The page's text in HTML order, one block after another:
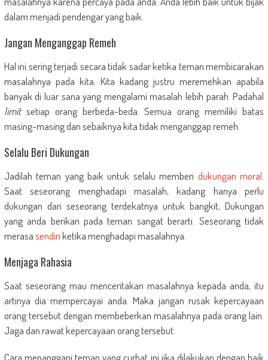
dalam menjadi pendengar yang baik.
Jangan Menganggap Remeh
Hal ini sering terjadi secara tidak sadar ketika teman membicarakan
masalahnya pada kita. Kita kadang justru meremehkan apabila
banyak di luar sana yang mengalami masalah lebih parah. Padahal
limitsetiap orang berbeda-beda. Semua orang memiliki batas
masing-masing dan sebaiknya kita tidak menganggap remeh.
Selalu Beri Dukungan
Jadilah teman yang baik untuk selalu memberi dukungan moral
Saat seseorang menghadapi masalah, kadang hanya perlu
dukungan dari seseorang terdekatnya untuk bangkit, Dukungan
yang anda berikan pada teman sangat berarti. Seseorang tidak
merasasendiriketika menghadapi masalahnya.
Menjaga Rahasia
Saat seseorang mau menceritakan masalahnya kepada anda, itu
artinya dia mempercayai anda. Maka jangan rusak kepercayaan
orang tersebut dengan membeberkan masalahnya pada orang lain.
Jaga dan rawat kepercayaan orang tersebut.
Cara menanggapi teman yang curhat ini jika dilakukan dengan baik